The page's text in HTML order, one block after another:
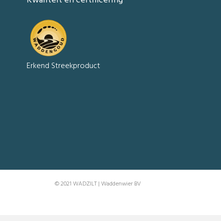
Erkend Streekproduct
© 2021 WADZILT | Waddenwier BV